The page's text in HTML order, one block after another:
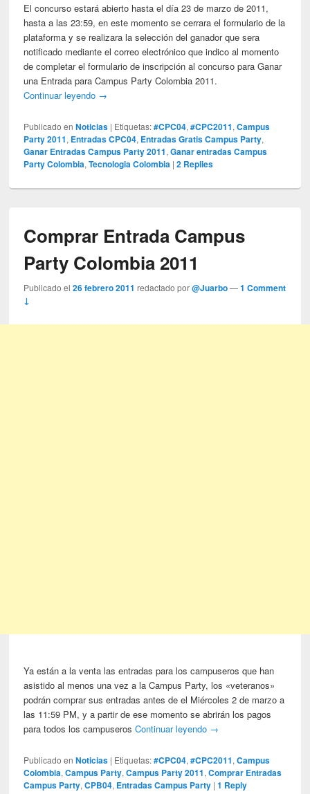
El concurso estará abierto hasta el día 23 de marzo de 2011,
hasta a las 23:59, en este momento se cerrara el formulario de la
plataforma y se realizara la selección del ganador que sera
notificado mediante el correo electrónico que indico al momento
de completar el formulario de inscripción al concurso para Ganar
una Entrada para Campus Party Colombia 2011.
Continuar leyendo →
Publicado en Noticias | Etiquetas: #CPC04,#CPC2011,Campus
Party 2011, Entradas CPC04, Entradas Gratis Campus Party,
Ganar Entradas Campus Party 2011,Ganar entradas Campus
Party Colombia,Tecnologia Colombia |2 Replies
Comprar Entrada Campus
Party Colombia 2011
Publicado el26 febrero 2011 redactado por@Juarbo —1 Comment
↓
Ya están a la venta las entradas para los campuseros que han
asistido al menos una vez a la Campus Party, los «veteranos»
podrán comprar sus entradas antes de el Miércoles 2 de marzo a
las 11:59 PM, y a partir de ese momento se abrirán los pagos
para todos los campuserosContinuar leyendo →
Publicado en Noticias | Etiquetas: #CPC04,#CPC2011,Campus
Colombia,Campus Party,Campus Party 2011,Comprar Entradas
Campus Party,CPB04, Entradas Campus Party |1 Reply